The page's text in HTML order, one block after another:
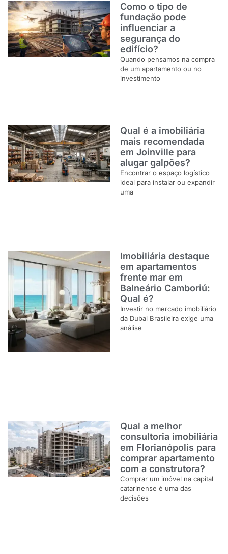
Como o tipo de
fundação pode
influenciar a
segurança do
edifício?
Quando pensamos na compra
de um apartamento ou no
investimento
Qual é a imobiliária
mais recomendada
em Joinville para
alugar galpões?
Encontrar o espaço logístico
ideal para instalar ou expandir
uma
Imobiliária destaque
em apartamentos
frente mar em
Balneário Camboriú:
Qual é?
Investir no mercado imobiliário
da Dubai Brasileira exige uma
análise
Qual a melhor
consultoria imobiliária
em Florianópolis para
comprar apartamento
com a construtora?
Comprar um imóvel na capital
catarinense é uma das
decisões